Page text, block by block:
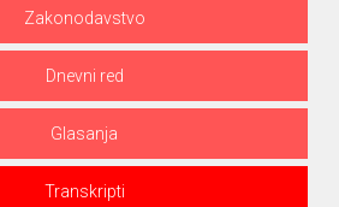
Zakonodavstvo
Dnevni red
Glasanja
Transkripti